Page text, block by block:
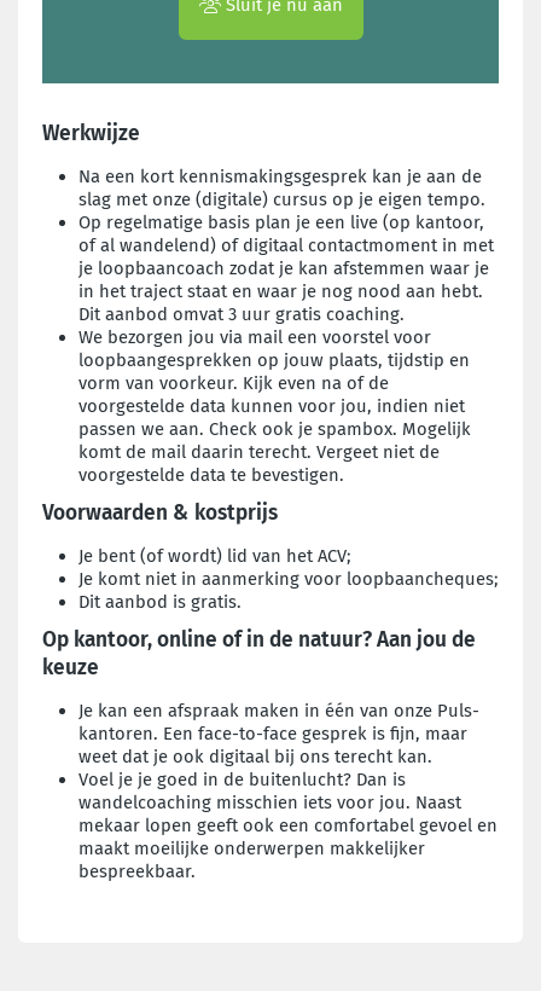
Sluit je nu aan
Werkwijze
Na een kort kennismakingsgesprek kan je aan de
slag met onze (digitale) cursus op je eigen tempo.
Op regelmatige basis plan je een live (op kantoor,
of al wandelend) of digitaal contactmoment in met
je loopbaancoach zodat je kan afstemmen waar je
in het traject staat en waar je nog nood aan hebt.
Dit aanbod omvat 3 uur gratis coaching.
We bezorgen jou via mail een voorstel voor
loopbaangesprekken op jouw plaats, tijdstip en
vorm van voorkeur. Kijk even na of de
voorgestelde data kunnen voor jou, indien niet
passen we aan. Check ook je spambox. Mogelijk
komt de mail daarin terecht. Vergeet niet de
voorgestelde data te bevestigen.
Voorwaarden & kostprijs
Je bent (of wordt) lid van het ACV;
Je komt niet in aanmerking voor loopbaancheques;
Dit aanbod is gratis.
Op kantoor, online of in de natuur? Aan jou de
keuze
Je kan een afspraak maken in één van onze Puls-
kantoren. Een face-to-face gesprek is fijn, maar
weet dat je ook digitaal bij ons terecht kan.
Voel je je goed in de buitenlucht? Dan is
wandelcoaching misschien iets voor jou. Naast
mekaar lopen geeft ook een comfortabel gevoel en
maakt moeilijke onderwerpen makkelijker
bespreekbaar.